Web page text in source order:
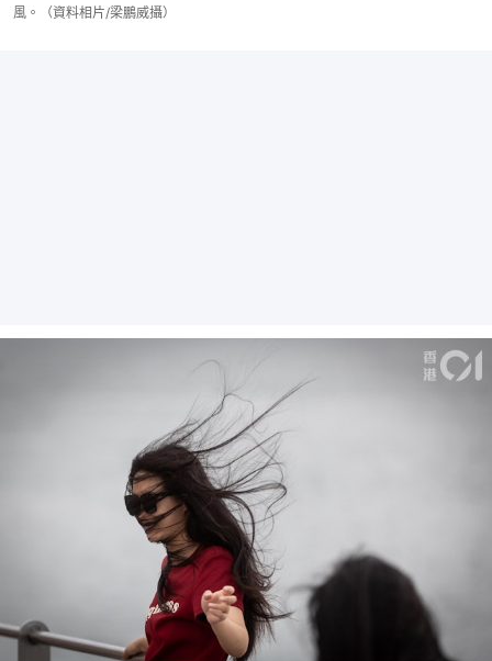
風。（資料相片/梁鵬威攝）